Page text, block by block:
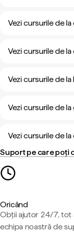
Vezi cursurile de
Vezi cursurile de
Vezi cursurile de
Vezi cursurile de
Vezi cursurile de
Suport pe care poți
Oricând
Obții ajutor 24/7, tot
echipa noastră de